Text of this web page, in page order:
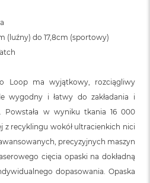
(luźny) do 17,8cm (sportowy)
Loop ma wyjątkowy, rozciągliwy
wygodny i łatwy do zakładania i
Powstała w wyniku tkania 16 000
z recyklingu wokół ultracienkich nici
precyzyjnych maszyn
cięcia opaski na dokładną
dopasowania. Opaska